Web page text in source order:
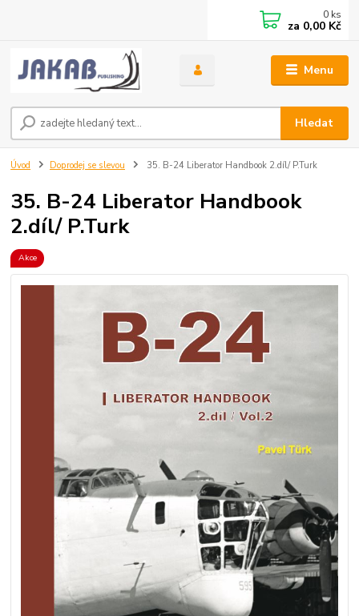
Menu
Hledat
0 ks
za 0,00 Kč
Úvod Doprodej se slevou 35. B-24 Liberator Handbook 2.díl/ P.Turk
35. B-24 Liberator Handbook
2.díl/ P.Turk
Akce